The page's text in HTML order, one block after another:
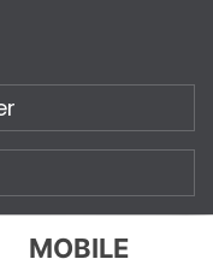
MOBILE